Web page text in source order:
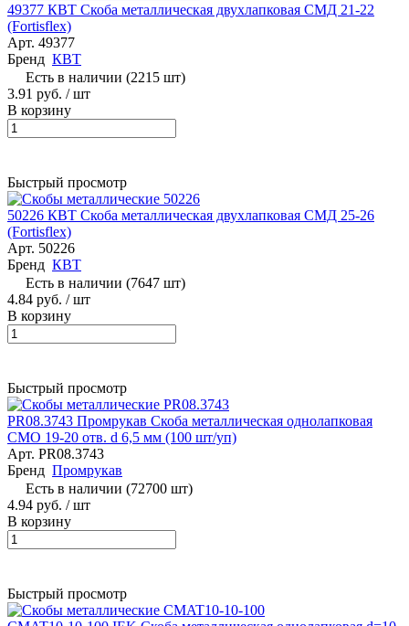
49377 КВТ Скоба металлическая двухлапковая СМД 21-22
(Fortisflex)
Арт. 49377
Бренд КВТ
Есть в наличии (2215 шт)
3.91 руб. / шт
В корзину
Быстрый просмотр
50226 КВТ Скоба металлическая двухлапковая СМД 25-26
(Fortisflex)
Арт. 50226
Бренд КВТ
Есть в наличии (7647 шт)
4.84 руб. / шт
В корзину
Быстрый просмотр
PR08.3743 Промрукав Скоба металлическая однолапковая
СМО 19-20 отв. d 6,5 мм (100 шт/уп)
Арт. PR08.3743
Бренд Промрукав
Есть в наличии (72700 шт)
4.94 руб. / шт
В корзину
Быстрый просмотр